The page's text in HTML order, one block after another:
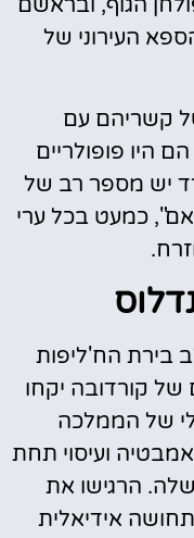
הגוף, ובראשם
העירוני של
קשריהם עם
היו פופולריים
יש מספר רב של
כמעט בכל ערי
בירת הח'ליפות
של קורדובה יקחו
של הממלכה
ועיסוי תחת
הרגישו את
אידיאלית